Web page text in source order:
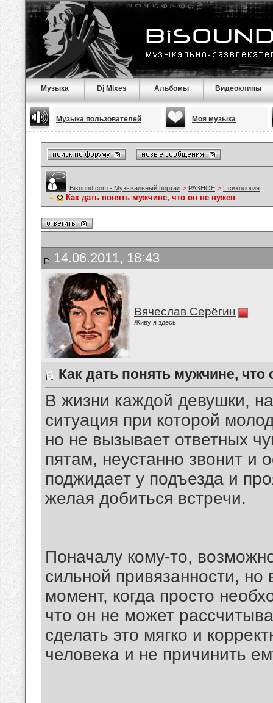
Музыка Dj Mixes Альбомы Видеоклипы
Музыка пользователей Моя музыка
Bisound.com - Музыкальный портал > РАЗНОЕ > Психология
Как дать понять мужчине, что он не нужен
14.06.2011, 18:43
Вячеслав Серёгин
Живу я здесь
Как дать понять мужчине, что
В жизни каждой девушки,
ситуация при которой
но не вызывает ответных
пятам, неустанно звонит и
поджидает у подъезда и
желая добиться встречи.
Поначалу кому-то,
сильной привязанности, но
момент, когда просто
что он не может
сделать это мягко и
человека и не причинить